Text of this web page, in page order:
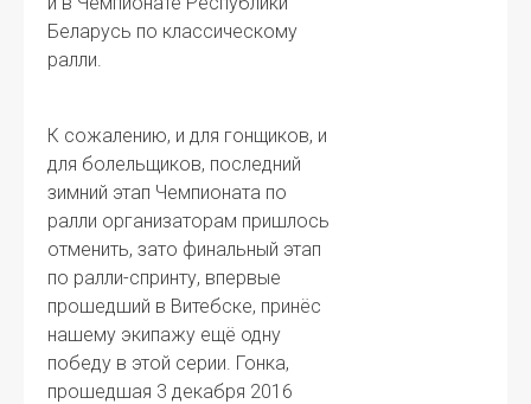
Беларусь по классическому
ралли.
К сожалению, и для гонщиков, и
для болельщиков, последний
зимний этап Чемпионата по
ралли организаторам пришлось
отменить, зато финальный этап
по ралли-спринту, впервые
прошедший в Витебске, принёс
нашему экипажу ещё одну
победу в этой серии. Гонка,
прошедшая 3 декабря 2016